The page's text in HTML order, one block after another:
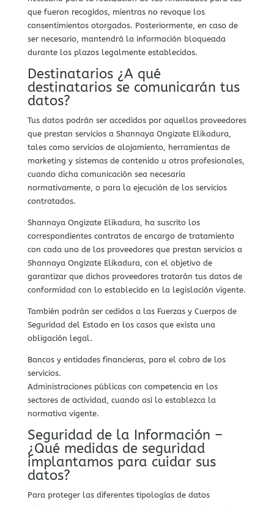
que fueron recogidos, mientras no revoque los
consentimientos otorgados. Posteriormente, en caso de
ser necesario, mantendrá la información bloqueada
durante los plazos legalmente establecidos.
Destinatarios ¿A qué
destinatarios se comunicarán tus
datos?
Tus datos podrán ser accedidos por aquellos proveedores
que prestan servicios a Shannaya Ongizate Elikadura,
tales como servicios de alojamiento, herramientas de
marketing y sistemas de contenido u otros profesionales,
cuando dicha comunicación sea necesaria
normativamente, o para la ejecución de los servicios
contratados.
Shannaya Ongizate Elikadura, ha suscrito los
correspondientes contratos de encargo de tratamiento
con cada uno de los proveedores que prestan servicios a
Shannaya Ongizate Elikadura, con el objetivo de
garantizar que dichos proveedores tratarán tus datos de
conformidad con lo establecido en la legislación vigente.
También podrán ser cedidos a las Fuerzas y Cuerpos de
Seguridad del Estado en los casos que exista una
obligación legal.
Bancos y entidades financieras, para el cobro de los
servicios.
Administraciones públicas con competencia en los
sectores de actividad, cuando así lo establezca la
normativa vigente.
Seguridad de la Información –
¿Qué medidas de seguridad
implantamos para cuidar sus
datos?
Para proteger las diferentes tipologías de datos